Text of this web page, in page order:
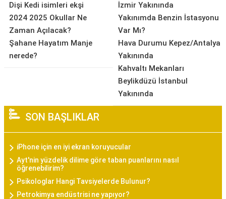
Dişi Kedi isimleri ekşi
2024 2025 Okullar Ne
Zaman Açılacak?
Şahane Hayatım Manje
nerede?
İzmir Yakınında
Yakınımda Benzin İstasyonu
Var Mı?
Hava Durumu Kepez/Antalya
Yakınında
Kahvaltı Mekanları
Beylikdüzü İstanbul
Yakınında
SON BAŞLIKLAR
iPhone için en iyi ekran koruyucular
Ayt'nin yüzdelik dilime göre taban puanlarını nasıl
öğrenebilirim?
Psikologlar Hangi Tavsiyelerde Bulunur?
Petrokimya endüstrisi ne yapıyor?